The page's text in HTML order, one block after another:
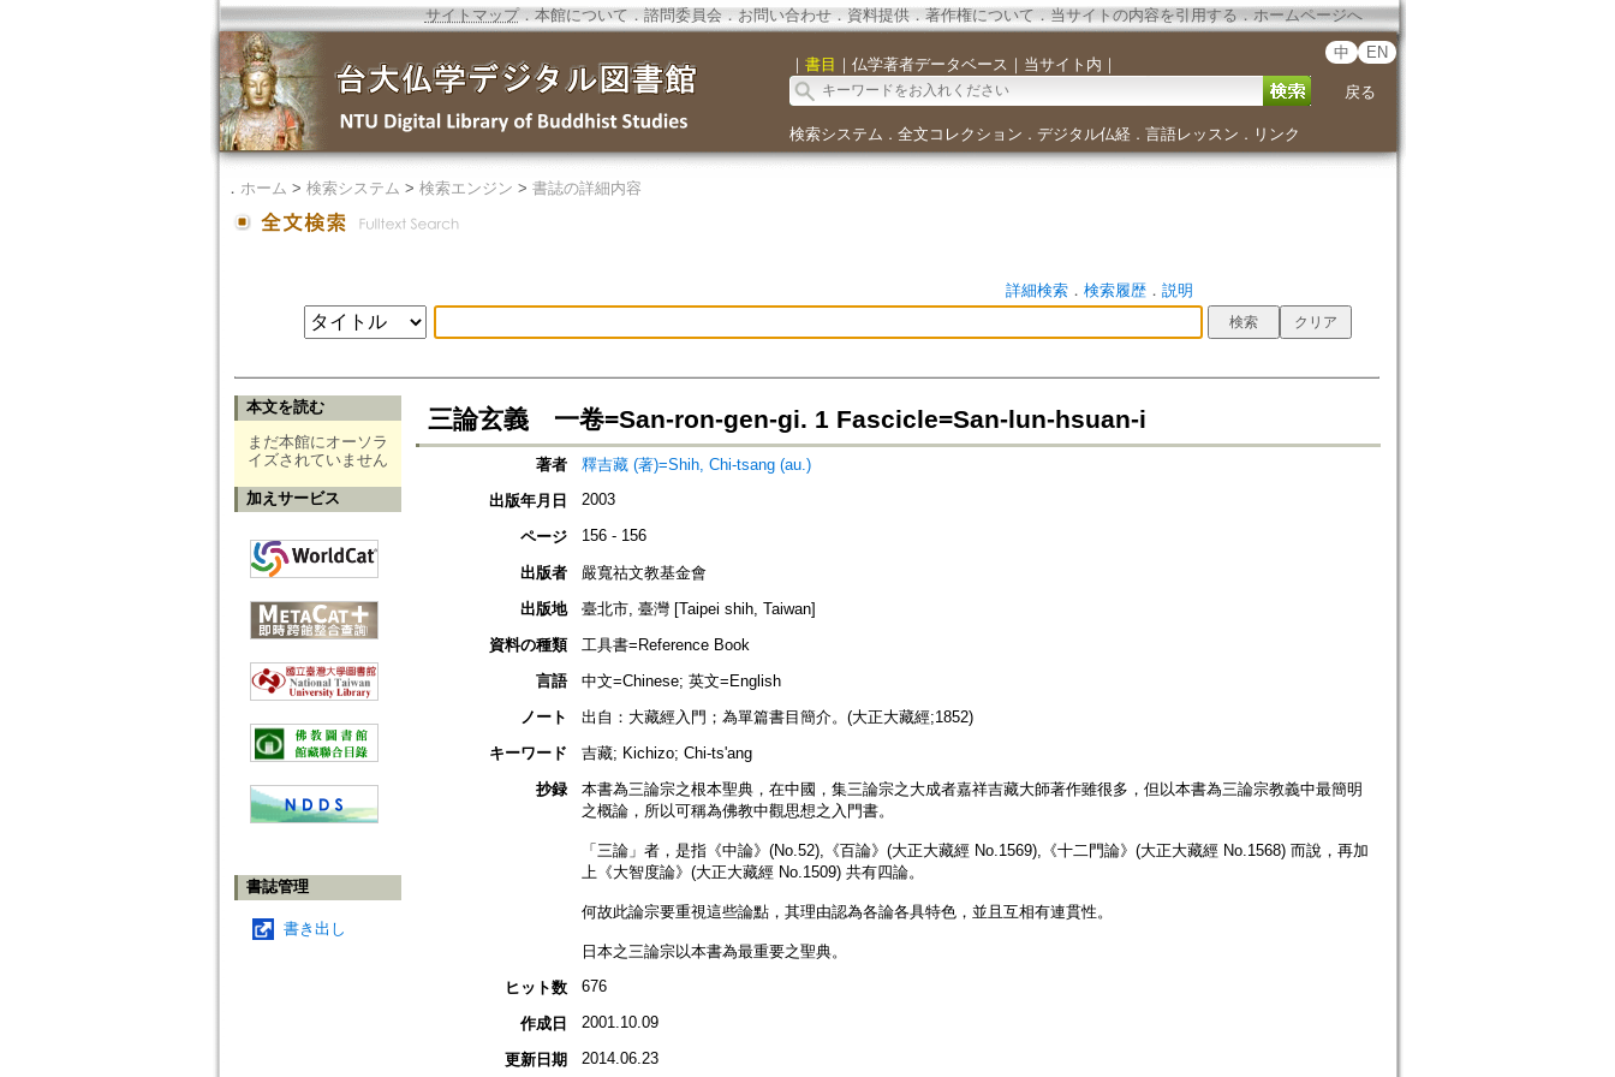
サイトマップ．本館について ． 諮問委員会． お問い合わせ． 資料提供． 著作権について．当サイトの内容を引用する ． ホームページへ
｜ 書目 ｜ 仏学著者データベース ｜ 当サイト内 ｜
中 EN
戻る
検索システム ． 全文コレクション ． デジタル仏経． 言語レッスン ． リンク
． ホーム > 検索システム > 検索エンジン > 書誌の詳細内容
詳細検索． 検索履歴． 説明
本文を読む
まだ本館にオーソラ
イズされていません
加えサービス
書誌管理
書き出し
三論玄義 一卷=San-ron-gen-gi. 1 Fascicle=San-lun-hsuan-i
著者
釋吉藏 (著)=Shih, Chi-tsang (au.)
出版年月日
2003
ページ 156 - 156
出版者
嚴寬祜文教基金會
出版地
臺北市, 臺灣 [Taipei shih, Taiwan]
資料の種類
工具書=Reference Book
言語
中文=Chinese; 英文=English
ノート
出自：大藏經入門；為單篇書目簡介。(大正大藏經;1852)
キーワード
吉藏; Kichizo; Chi-ts'ang
抄録
本書為三論宗之根本聖典，在中國，集三論宗之大成者嘉祥吉藏大師著作雖很多，但以本書為三論宗教義中最簡明
之概論，所以可稱為佛教中觀思想之入門書。
「三論」者，是指《中論》(No.52),《百論》(大正大藏經 No.1569),《十二門論》(大正大藏經 No.1568) 而說，再加
上《大智度論》(大正大藏經 No.1509) 共有四論。
何故此論宗要重視這些論點，其理由認為各論各具特色，並且互相有連貫性。
日本之三論宗以本書為最重要之聖典。
ヒット数
676
作成日 2001.10.09
更新日期 2014.06.23